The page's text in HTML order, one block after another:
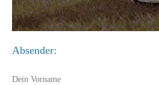
Absender:
Dein Vorname